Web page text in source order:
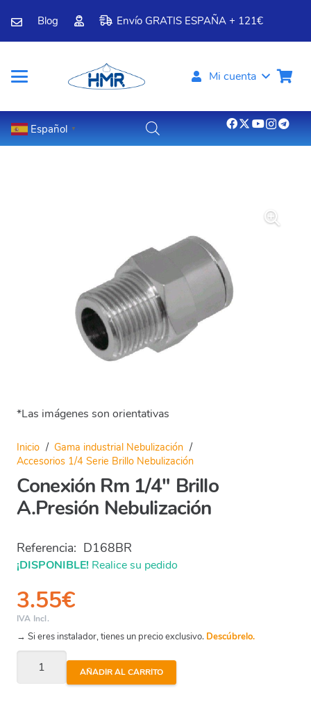
Blog Envío GRATIS ESPAÑA + 121€
Mi cuenta
Español ▼
*Las imágenes son orientativas
Inicio / Gama industrial Nebulización /
Accesorios 1/4 Serie Brillo Nebulización
Conexión Rm 1/4″ Brillo
A.Presión Nebulización
Referencia: D168BR
¡DISPONIBLE! Realice su pedido
3.55€
IVA Incl.
→ Si eres instalador, tienes un precio exclusivo. Descúbrelo.
Conexión
Rm
AÑADIR AL CARRITO